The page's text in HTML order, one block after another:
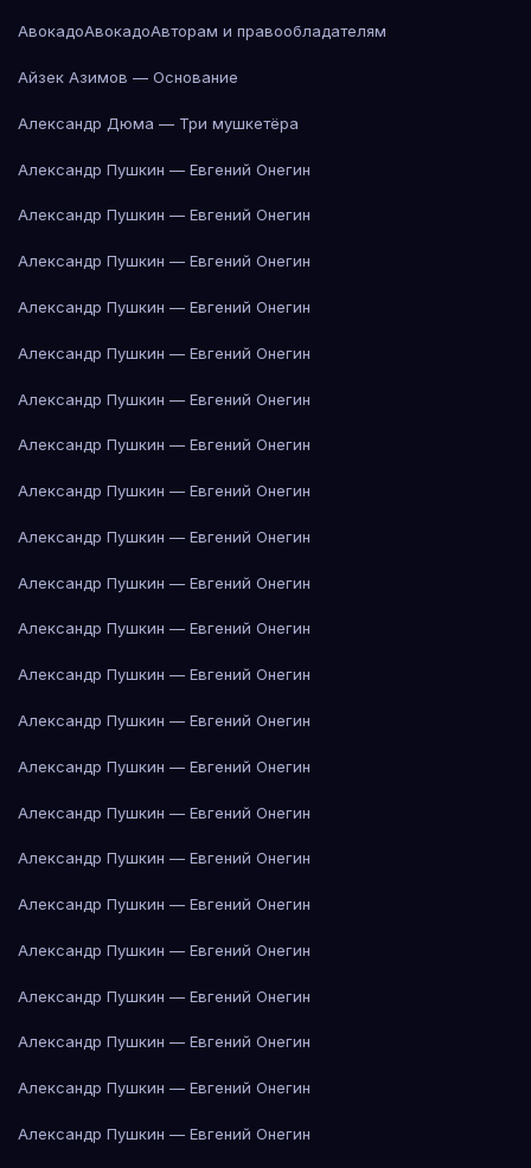
АвокадоАвокадоАвторам и правообладателям
Айзек Азимов — Основание
Александр Дюма — Три мушкетёра
Александр Пушкин — Евгений Онегин
Александр Пушкин — Евгений Онегин
Александр Пушкин — Евгений Онегин
Александр Пушкин — Евгений Онегин
Александр Пушкин — Евгений Онегин
Александр Пушкин — Евгений Онегин
Александр Пушкин — Евгений Онегин
Александр Пушкин — Евгений Онегин
Александр Пушкин — Евгений Онегин
Александр Пушкин — Евгений Онегин
Александр Пушкин — Евгений Онегин
Александр Пушкин — Евгений Онегин
Александр Пушкин — Евгений Онегин
Александр Пушкин — Евгений Онегин
Александр Пушкин — Евгений Онегин
Александр Пушкин — Евгений Онегин
Александр Пушкин — Евгений Онегин
Александр Пушкин — Евгений Онегин
Александр Пушкин — Евгений Онегин
Александр Пушкин — Евгений Онегин
Александр Пушкин — Евгений Онегин
Александр Пушкин — Евгений Онегин